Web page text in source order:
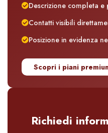
Descrizione completa e
Contatti visibili
Posizione in evidenza
Scopri i piani
Richiedi